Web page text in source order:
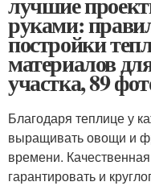
руками:
постройки
материалов
участка, 89
Благодаря теплице у
выращивать овощи и
времени.
гарантировать и